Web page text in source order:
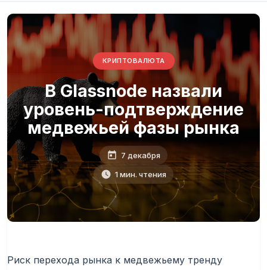
КРИПТОВАЛЮТА
В Glassnode назвали
уровень-подтверждение
медвежьей фазы рынка
7 декабря
1 мин. чтения
Риск перехода рынка к медвежьему тренду